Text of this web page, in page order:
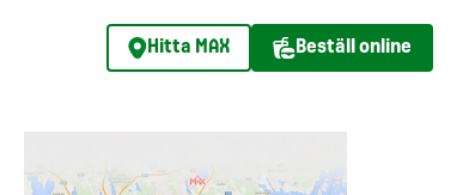
Hitta MAX Beställ online